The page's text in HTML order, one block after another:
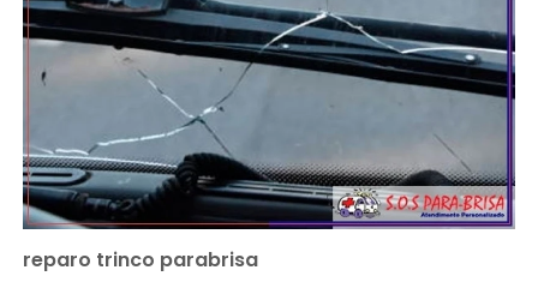
reparo trinco parabrisa